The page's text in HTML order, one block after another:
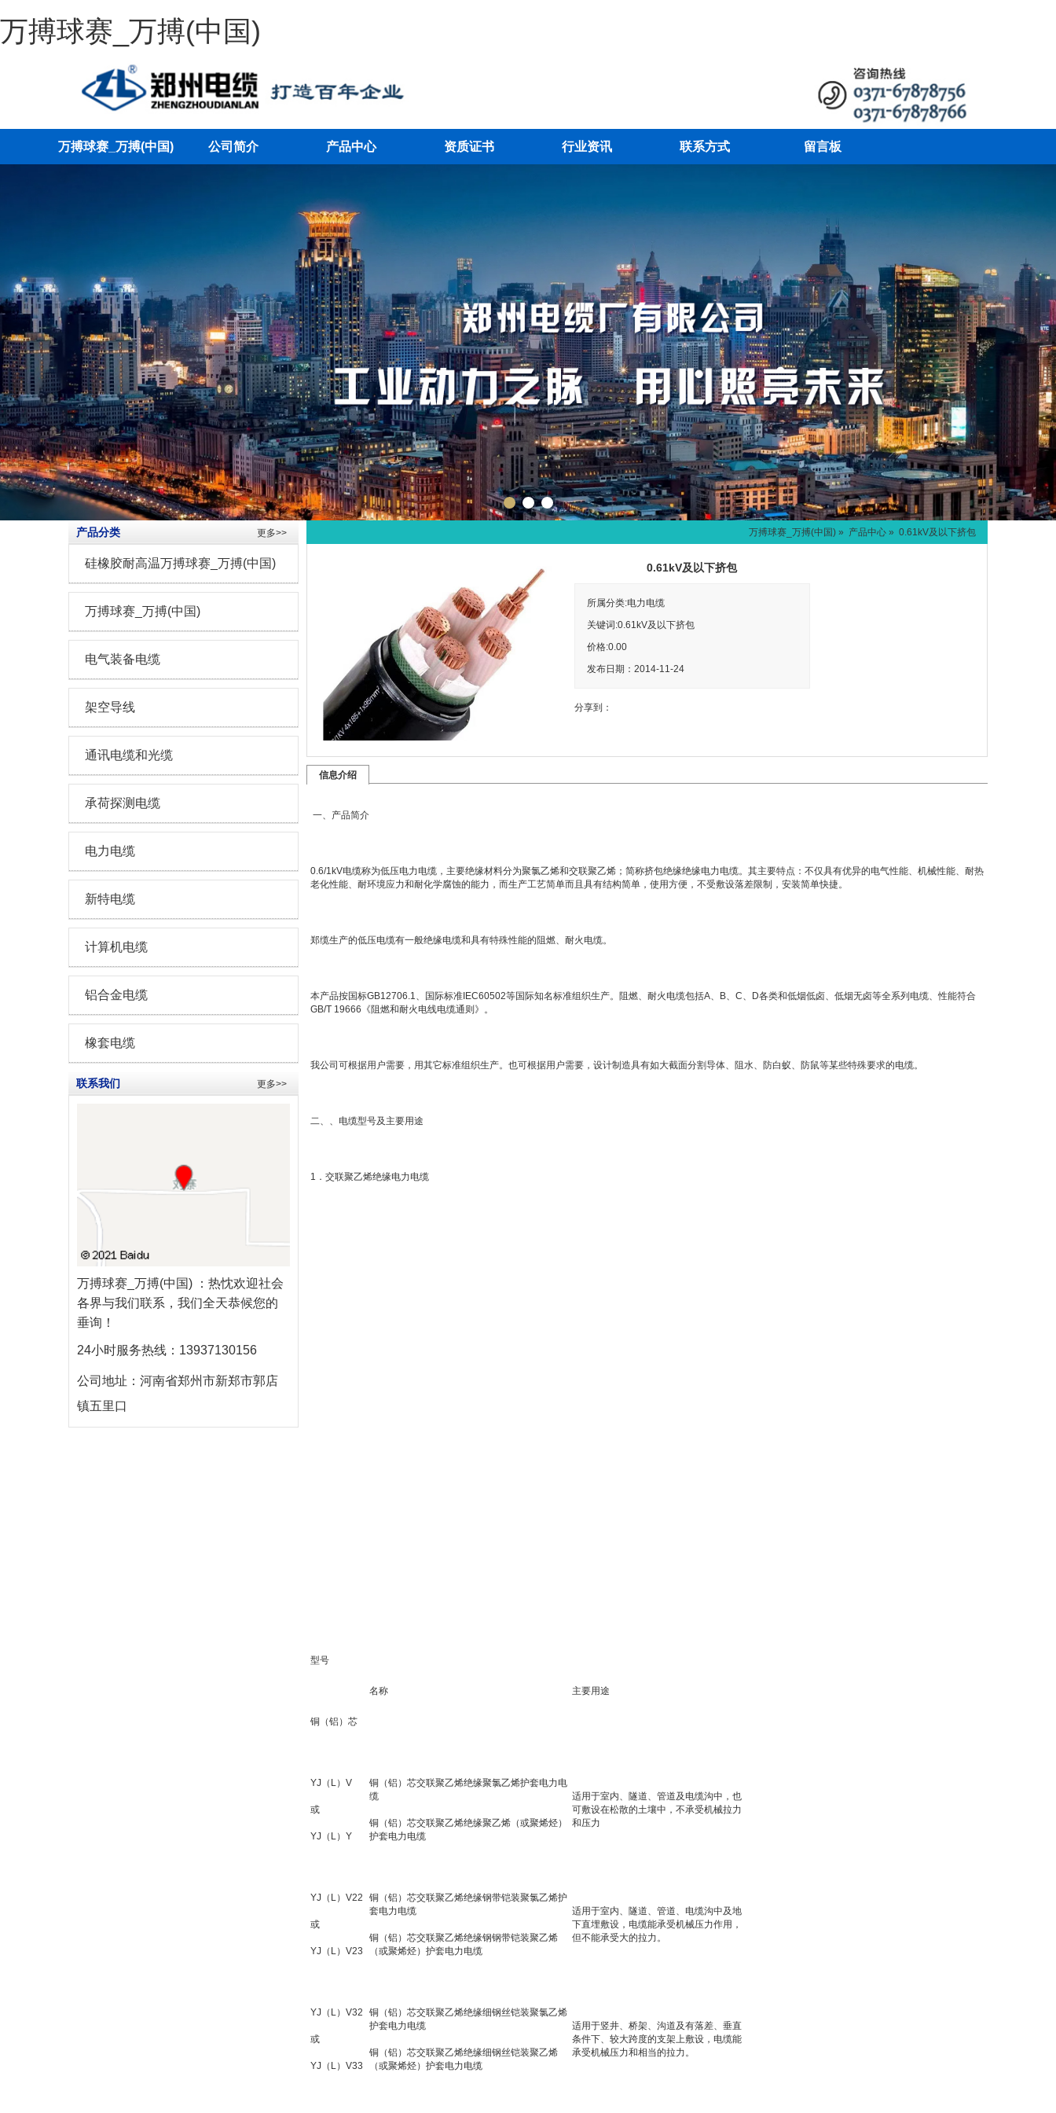
万搏球赛_万搏(中国)
万搏球赛_万搏(中国) 公司简介 产品中心 资质证书 行业资讯 联系方式 留言板
产品分类 更多>>
硅橡胶耐高温万搏球赛_万搏(中国)
万搏球赛_万搏(中国)
电气装备电缆
架空导线
通讯电缆和光缆
承荷探测电缆
电力电缆
新特电缆
计算机电缆
铝合金电缆
橡套电缆
联系我们 更多>>
万搏球赛_万搏(中国)
：热忱欢迎社会
各界与我们联系，我们全天恭候您的
垂询！
24小时服务热线： 13937130156
公司地址： 河南省郑州市新郑市郭店
镇五里口
万搏球赛_万搏(中国) » 产品中心 » 0.61kV及以下挤包
0.61kV及以下挤包
所属分类:电力电缆
关键词:0.61kV及以下挤包
价格:0.00
发布日期：2014-11-24
分享到：
信息介绍
一、产品简介
0.6/1kV电缆称为低压电力电缆，主要绝缘材料分为聚氯乙烯和交联聚乙烯；简称挤包绝缘绝缘电力电缆。其主要特点：不仅具有优异的电气性能、机械性能、耐热
老化性能、耐环境应力和耐化学腐蚀的能力，而生产工艺简单而且具有结构简单，使用方便，不受敷设落差限制，安装简单快捷。
郑缆生产的低压电缆有一般绝缘电缆和具有特殊性能的阻燃、耐火电缆。
本产品按国标GB12706.1、国际标准IEC60502等国际知名标准组织生产。阻燃、耐火电缆包括A、B、C、D各类和低烟低卤、低烟无卤等全系列电缆、性能符合
GB/T 19666《阻燃和耐火电线电缆通则》。
我公司可根据用户需要，用其它标准组织生产。也可根据用户需要，设计制造具有如大截面分割导体、阻水、防白蚁、防鼠等某些特殊要求的电缆。
二、、电缆型号及主要用途
1．交联聚乙烯绝缘电力电缆
型号
名称 主要用途
铜（铝）芯
YJ（L）V
或
YJ（L）Y
铜（铝）芯交联聚乙烯绝缘聚氯乙烯护套电力电
缆
铜（铝）芯交联聚乙烯绝缘聚乙烯（或聚烯烃）
护套电力电缆
适用于室内、隧道、管道及电缆沟中，也
可敷设在松散的土壤中，不承受机械拉力
和压力
YJ（L）V22
或
YJ（L）V23
铜（铝）芯交联聚乙烯绝缘钢带铠装聚氯乙烯护
套电力电缆
铜（铝）芯交联聚乙烯绝缘钢钢带铠装聚乙烯
（或聚烯烃）护套电力电缆
适用于室内、隧道、管道、电缆沟中及地
下直埋敷设，电缆能承受机械压力作用，
但不能承受大的拉力。
YJ（L）V32
或
YJ（L）V33
铜（铝）芯交联聚乙烯绝缘细钢丝铠装聚氯乙烯
护套电力电缆
铜（铝）芯交联聚乙烯绝缘细钢丝铠装聚乙烯
（或聚烯烃）护套电力电缆
适用于竖井、桥架、沟道及有落差、垂直
条件下、较大跨度的支架上敷设，电缆能
承受机械压力和相当的拉力。